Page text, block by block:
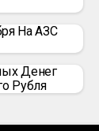
На АЗС
Денег
Рубля